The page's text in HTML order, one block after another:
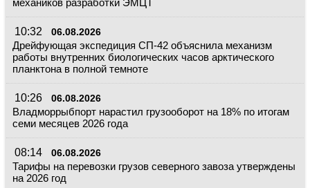
механиков разработки ЭМЦТ
10:32 06.08.2026
Дрейфующая экспедиция СП-42 объяснила механизм
работы внутренних биологических часов арктического
планктона в полной темноте
10:26 06.08.2026
Владморрыбпорт нарастил грузооборот на 18% по итогам
семи месяцев 2026 года
08:14 06.08.2026
Тарифы на перевозки грузов северного завоза утверждены
на 2026 год